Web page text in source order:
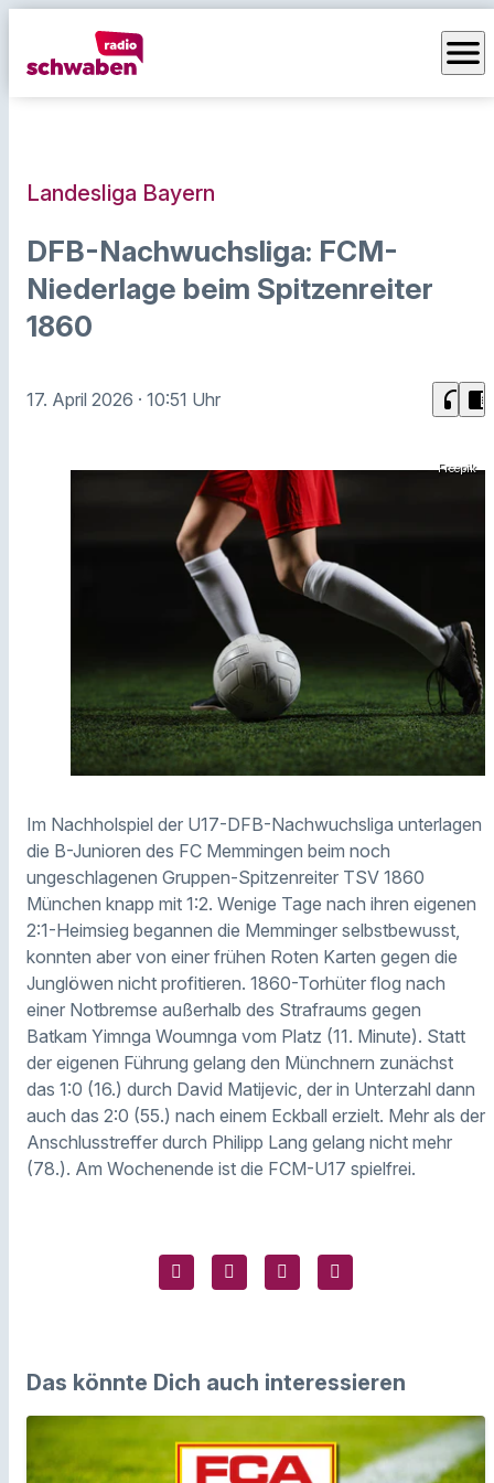
menu
Landesliga Bayern
DFB-Nachwuchsliga: FCM-
Niederlage beim Spitzenreiter
1860
17. April 2026 · 10:51 Uhr headphones chrome_reader_mode
Freepik
Im Nachholspiel der U17-DFB-Nachwuchsliga unterlagen
die B-Junioren des FC Memmingen beim noch
ungeschlagenen Gruppen-Spitzenreiter TSV 1860
München knapp mit 1:2. Wenige Tage nach ihren eigenen
2:1-Heimsieg begannen die Memminger selbstbewusst,
konnten aber von einer frühen Roten Karten gegen die
Junglöwen nicht profitieren. 1860-Torhüter flog nach
einer Notbremse außerhalb des Strafraums gegen
Batkam Yimnga Woumnga vom Platz (11. Minute). Statt
der eigenen Führung gelang den Münchnern zunächst
das 1:0 (16.) durch David Matijevic, der in Unterzahl dann
auch das 2:0 (55.) nach einem Eckball erzielt. Mehr als der
Anschlusstreffer durch Philipp Lang gelang nicht mehr
(78.). Am Wochenende ist die FCM-U17 spielfrei.
Das könnte Dich auch interessieren